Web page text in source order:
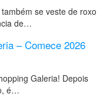
se veste de roxo
de…
– Comece 2026
Galeria! Depois
é…